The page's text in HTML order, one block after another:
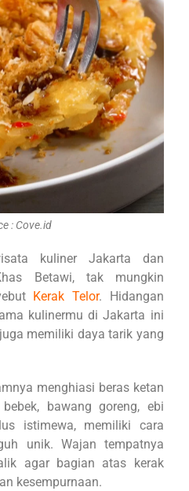
: Cove.id
kuliner Jakarta dan
Betawi, tak mungkin
Kerak Telor. Hidangan
kulinermu di Jakarta ini
memiliki daya tarik yang
menghiasi beras ketan
bawang goreng, ebi
istimewa, memiliki cara
unik. Wajan tempatnya
agar bagian atas kerak
kesempurnaan.